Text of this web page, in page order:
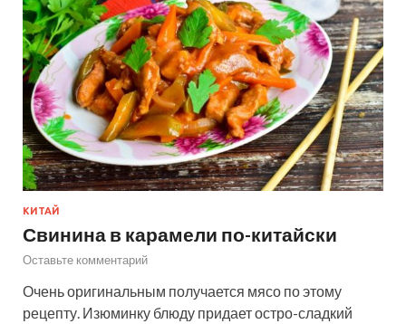
КИТАЙ
Свинина в карамели по-китайски
Оставьте комментарий
Очень оригинальным получается мясо по этому
рецепту. Изюминку блюду придает остро-сладкий